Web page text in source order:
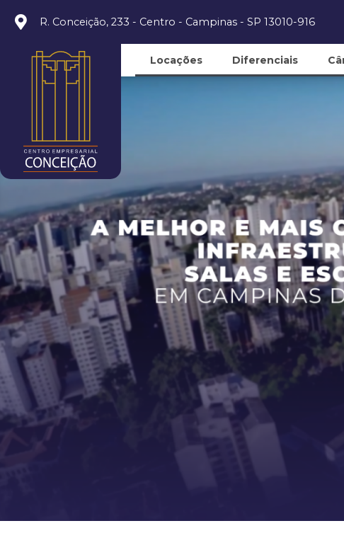
R. Conceição, 233 - Centro - Campinas - SP 13010-916
Locações Diferenciais